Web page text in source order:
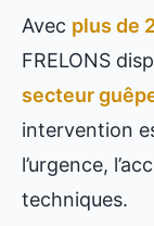
Avec plus de
FRELONS
secteur
intervention
l’urgence,
techniques.